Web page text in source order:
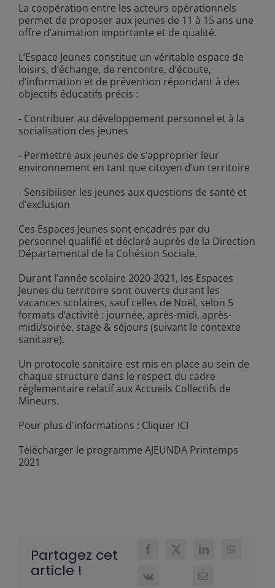
La coopération entre les acteurs opérationnels
permet de proposer aux jeunes de 11 à 15 ans une
offre d‘animation importante et de qualité.
L’Espace Jeunes constitue un véritable espace de
loisirs, d’échange, de rencontre, d’écoute,
d’information et de prévention répondant à des
objectifs éducatifs précis :
- Contribuer au développement personnel et à la
socialisation des jeunes
- Permettre aux jeunes de s’approprier leur
environnement en tant que citoyen d’un territoire
- Sensibiliser les jeunes aux questions de santé et
d’exclusion
Ces Espaces Jeunes sont encadrés par du
personnel qualifié et déclaré auprès de la Direction
Départemental de la Cohésion Sociale.
Durant l’année scolaire 2020-2021, les Espaces
Jeunes du territoire sont ouverts durant les
vacances scolaires, sauf celles de Noël, selon 5
formats d’activité : journée, après-midi, après-
midi/soirée, stage & séjours (suivant le contexte
sanitaire).
Un protocole sanitaire est mis en place au sein de
chaque structure dans le respect du cadre
règlementaire relatif aux Accueils Collectifs de
Mineurs.
Pour plus d'informations : Cliquer ICI
Télécharger le programme AJEUNDA Printemps
2021
Partagez cet
article !